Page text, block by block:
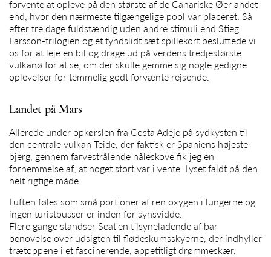
forvente at opleve på den største af de Canariske Øer andet
end, hvor den nærmeste tilgængelige pool var placeret. Så
efter tre dage fuldstændig uden andre stimuli end Stieg
Larsson-trilogien og et tyndslidt sæt spillekort besluttede vi
os for at leje en bil og drage ud på verdens tredjestørste
vulkanø for at se, om der skulle gemme sig nogle gedigne
oplevelser for temmelig godt forvænte rejsende.
Landet på Mars
Allerede under opkørslen fra Costa Adeje på sydkysten til
den centrale vulkan Teide, der faktisk er Spaniens højeste
bjerg, gennem farvestrålende nåleskove fik jeg en
fornemmelse af, at noget stort var i vente. Lyset faldt på den
helt rigtige måde.
Luften føles som små portioner af ren oxygen i lungerne og
ingen turistbusser er inden for synsvidde.
Flere gange standser Seat'en tilsyneladende af bar
benovelse over udsigten til flødeskumsskyerne, der indhyller
trætoppene i et fascinerende, appetitligt drømmeskær.